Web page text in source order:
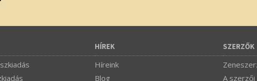
HÍREK
Híreink
Blog
SZERZŐK
A